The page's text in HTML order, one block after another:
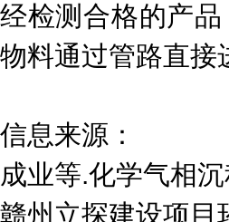
经检测合格的产
物料通过管路直接
信息来源：
成业等.化学气相
赣州立探建设项目